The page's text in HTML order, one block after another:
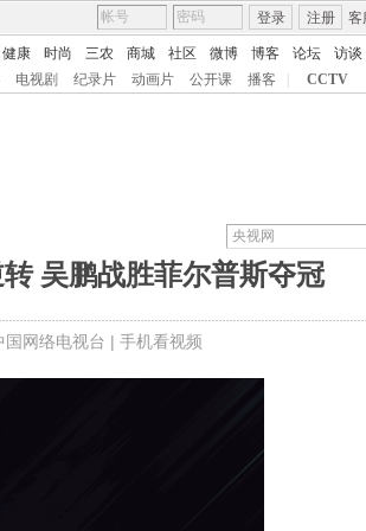
客
登录 注册
健康 时尚 三农 商城 社区 微博 博客 论坛 访谈
电视剧 纪录片 动画片 公开课 播客 CCTV
吴鹏战胜菲尔普斯夺冠
国网络电视台 | 手机看视频